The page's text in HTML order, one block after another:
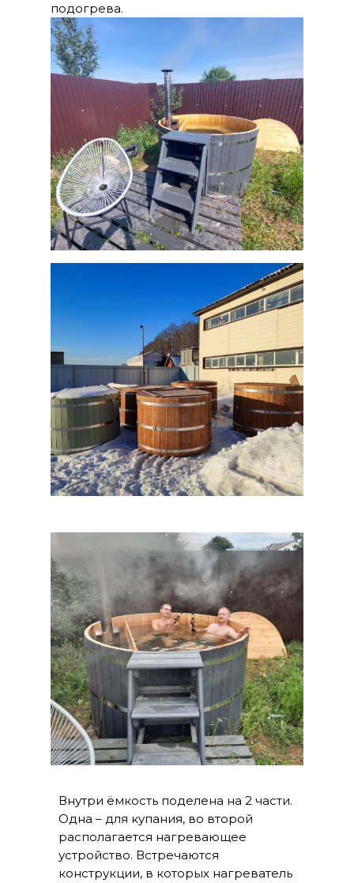
подогрева.
Внутри ёмкость поделена на 2 части.
Одна – для купания, во второй
располагается нагревающее
устройство. Встречаются
конструкции, в которых нагреватель